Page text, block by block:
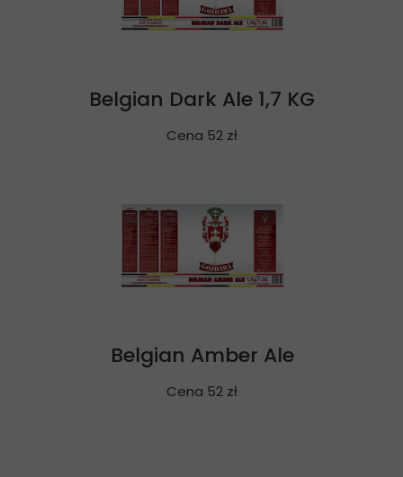
Belgian Dark Ale 1,7 KG
Cena 52 zł
Belgian Amber Ale
Cena 52 zł